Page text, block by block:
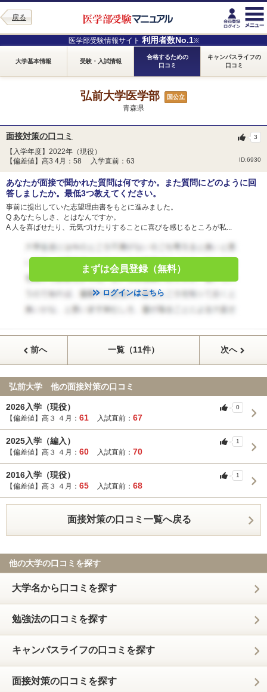
戻る
医学部受験情報サイト 利用者数No.1※
大学基本情報 受験・入試情報
合格するための
口コミ
キャンパスライフの
口コミ
弘前大学医学部 国公立
青森県
面接対策の口コミ
【入学年度】2022年（現役）
【偏差値】高3 4月：58 入学直前：63
ID:6930
3
あなたが面接で聞かれた質問は何ですか。また質問にどのように回
答しましたか。最低3つ教えてください。
事前に提出していた志望理由書をもとに進みました。
Q あなたらしさ、とはなんですか。
A 人を喜ばせたり、元気づけたりすることに喜びを感じるところが私...
まずは会員登録（無料）
ログインはこちら
前へ 一覧（11件） 次へ
弘前大学 他の面接対策の口コミ
2026入学（現役）
【偏差値】高３ ４月： 61 入試直前： 67
0
2025入学（編入）
【偏差値】高３ ４月： 60 入試直前： 70
1
2016入学（現役）
【偏差値】高３ ４月： 65 入試直前： 68
1
面接対策の口コミ一覧へ戻る
他の大学の口コミを探す
大学名から口コミを探す
勉強法の口コミを探す
キャンパスライフの口コミを探す
面接対策の口コミを探す